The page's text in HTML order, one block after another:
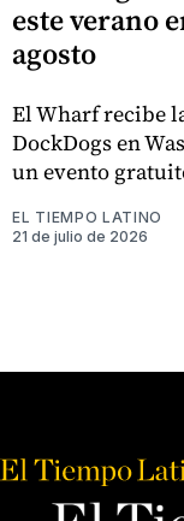
este verano
agosto
El Wharf recibe
DockDogs en
un evento
EL TIEMPO LATINO
21 de julio de 2026